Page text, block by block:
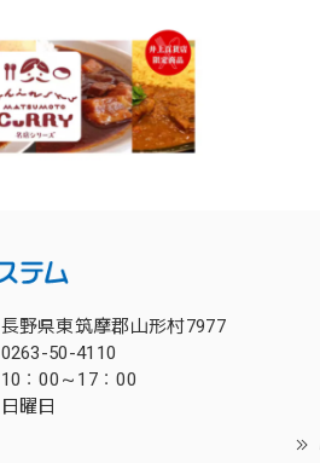
長野県東筑摩郡山形村7977
0263-50-4110
10：00～17：00
日曜日